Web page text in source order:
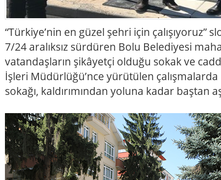
“Türkiye’nin en güzel şehri için çalışıyoruz”
7/24 aralıksız sürdüren Bolu Belediyesi
vatandaşların şikâyetçi olduğu sokak ve
İşleri Müdürlüğü’nce yürütülen
sokağı, kaldırımından yoluna kadar baştan